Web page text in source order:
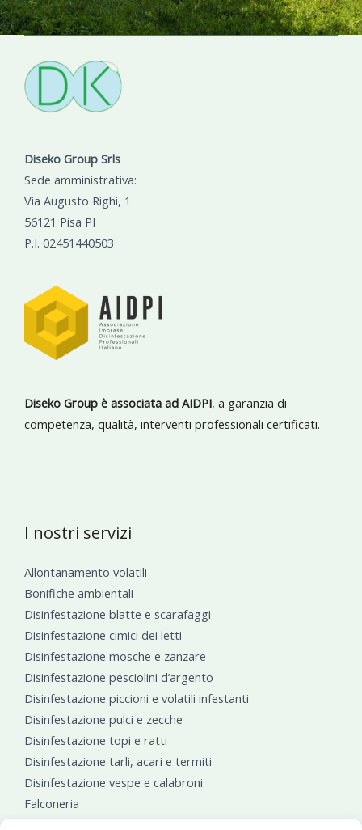
Diseko Group Srls
Sede amministrativa:
Via Augusto Righi, 1
56121 Pisa PI
P.I. 02451440503
Diseko Group è associata ad AIDPI, a garanzia di
competenza, qualità, interventi professionali certificati.
I nostri servizi
Allontanamento volatili
Bonifiche ambientali
Disinfestazione blatte e scarafaggi
Disinfestazione cimici dei letti
Disinfestazione mosche e zanzare
Disinfestazione pesciolini d’argento
Disinfestazione piccioni e volatili infestanti
Disinfestazione pulci e zecche
Disinfestazione topi e ratti
Disinfestazione tarli, acari e termiti
Disinfestazione vespe e calabroni
Falconeria
Sanificazioni ambientali